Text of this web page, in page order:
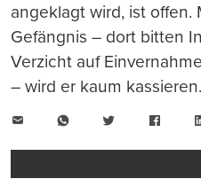
angeklagt wird, ist offen.
Gefängnis – dort bitten
Verzicht auf
– wird er kaum kassieren.
WhatsAppTwitter